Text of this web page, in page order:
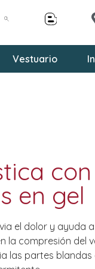
Vestuario
con
en gel
el dolor y ayuda
la compresión del
las partes